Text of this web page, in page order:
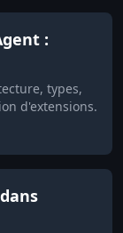
:
types,
d'extensions.